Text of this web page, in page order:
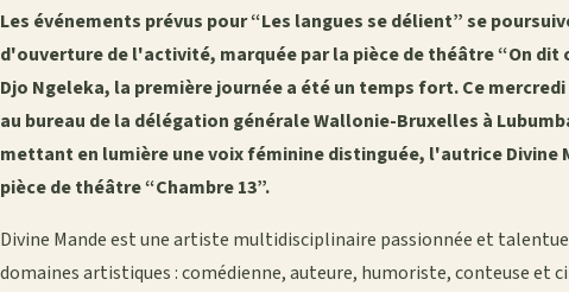
Les événements prévus pour “Les langues se délient” se
d'ouverture de l'activité, marquée par la pièce de théâtre “On
Djo Ngeleka, la première journée a été un temps fort. Ce
au bureau de la délégation générale Wallonie-Bruxelles à
mettant en lumière une voix féminine distinguée, l'autrice Divine
pièce de théâtre “Chambre 13”.
Divine Mande est une artiste multidisciplinaire passionnée et
domaines artistiques : comédienne, auteure, humoriste, conteuse et